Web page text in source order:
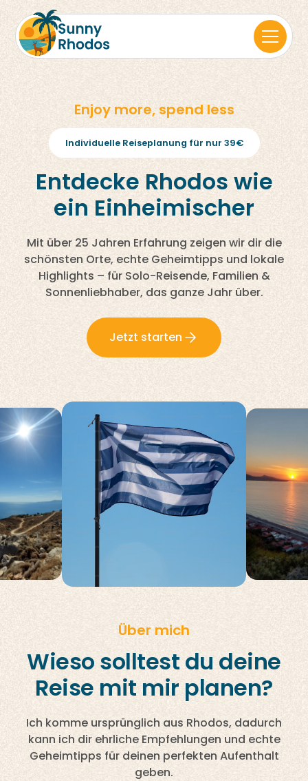
Enjoy more, spend less
Individuelle Reiseplanung für nur 39€
Entdecke Rhodos wie
ein Einheimischer
Mit über 25 Jahren Erfahrung zeigen wir dir die
schönsten Orte, echte Geheimtipps und lokale
Highlights – für Solo-Reisende, Familien &
Sonnenliebhaber, das ganze Jahr über.
Jetzt starten
Über mich
Wieso solltest du deine
Reise mit mir planen?
Ich komme ursprünglich aus Rhodos, dadurch
kann ich dir ehrliche Empfehlungen und echte
Geheimtipps für deinen perfekten Aufenthalt
geben.